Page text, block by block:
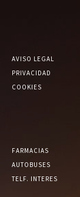
AVISO LEGAL
PRIVACIDAD
COOKIES
FARMACIAS
AUTOBUSES
TELF. INTERES